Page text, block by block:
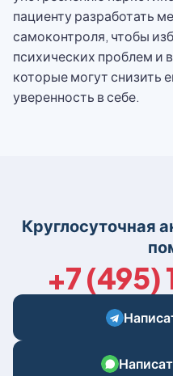
пациенту разработать
самоконтроля, чтобы
психических проблем и
которые могут снизить
уверенность в себе.
Круглосуточная
+7